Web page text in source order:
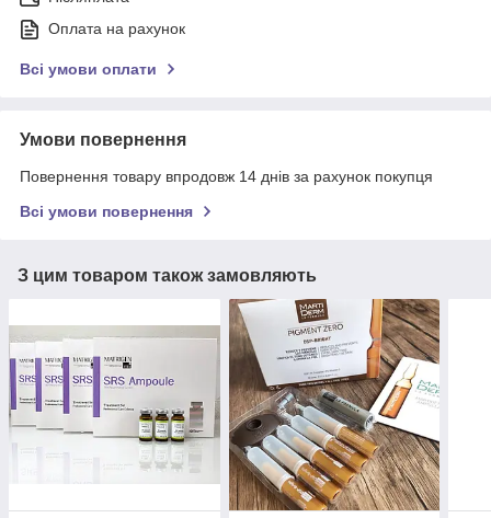
Оплата на рахунок
Всі умови оплати
Умови повернення
Повернення товару впродовж 14 днів за рахунок покупця
Всі умови повернення
З цим товаром також замовляють